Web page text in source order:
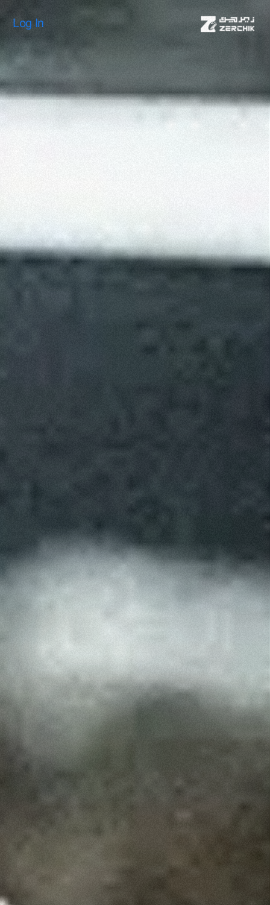
Log In
Log In